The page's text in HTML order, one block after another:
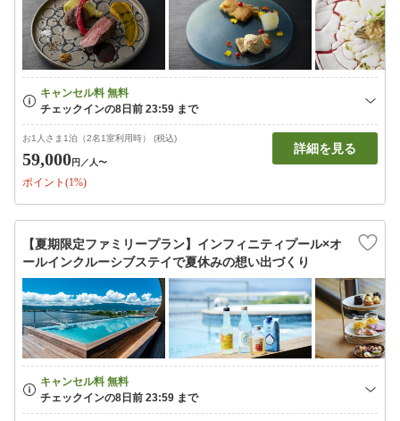
お1人さま1泊（2名1室利用時） (税込)
59,000円 ／人〜
ポイント(1%)
詳細を見る
【夏期限定ファミリープラン】インフィニティプール×オ
ールインクルーシブステイで夏休みの想い出づくり